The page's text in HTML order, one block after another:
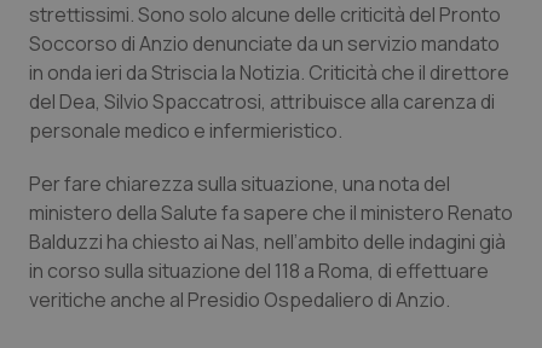
Professionisti Sanitari.AI
Abruzzo
Basilicata
Calabria
Campania
QS Pro Gold
Artrite & artrosi
Asma & BPCO
Car-T
QS Club Newsletter
strettissimi. Sono solo alcune delle criticità del Pronto
Soccorso di Anzio denunciate da un servizio mandato
in onda ieri da Striscia la Notizia. Criticità che il direttore
del Dea, Silvio Spaccatrosi, attribuisce alla carenza di
personale medico e infermieristico.
Per fare chiarezza sulla situazione, una nota del
ministero della Salute fa sapere che il ministero Renato
Balduzzi ha chiesto ai Nas, nell’ambito delle indagini già
in corso sulla situazione del 118 a Roma, di effettuare
veritiche anche al Presidio Ospedaliero di Anzio.